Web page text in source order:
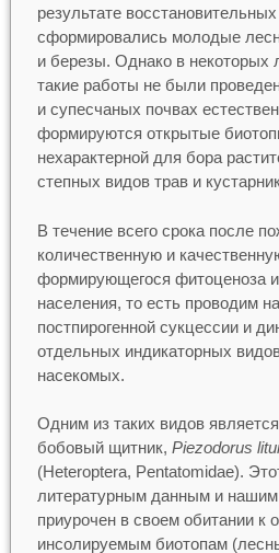
результате
сформировались молодые
и березы. Однако в некоторых
такие работы не были
и супесчаных почвах
формируются открытые
нехарактерной для бора
степных видов трав и
В течение всего срока после
количественную и
формирующегося фитоценоза и
населения, то есть проводим
постпирогенной сукцессии и
отдельных индикаторных
насекомых.
Одним из таких видов
бобовый щитник, Piezodorus
(Heteroptera, Pentatomidae).
литературным данным и
приурочен в своем обитании к
инсолируемым биотопам